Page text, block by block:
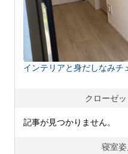
インテリアと身だしなみチ
クローゼ
記事が見つかりません。
寝室